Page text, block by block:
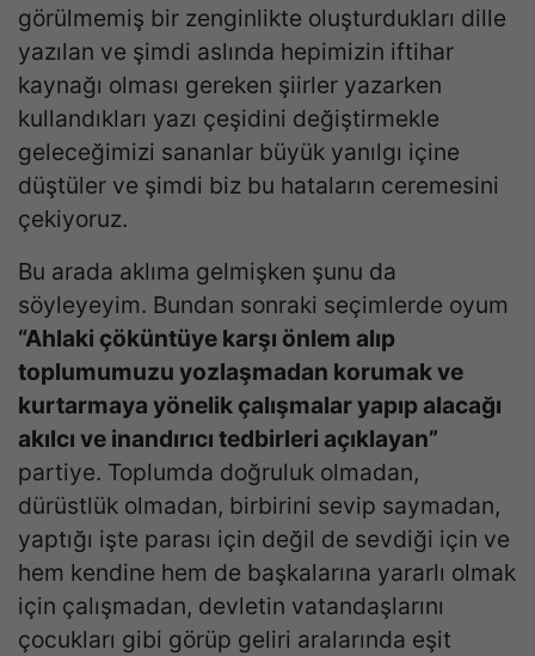
görülmemiş bir zenginlikte oluşturdukları dille
yazılan ve şimdi aslında hepimizin iftihar
kaynağı olması gereken şiirler yazarken
kullandıkları yazı çeşidini değiştirmekle
geleceğimizi sananlar büyük yanılgı içine
düştüler ve şimdi biz bu hataların ceremesini
çekiyoruz.
Bu arada aklıma gelmişken şunu da
söyleyeyim. Bundan sonraki seçimlerde oyum
“Ahlaki çöküntüye karşı önlem alıp
toplumumuzu yozlaşmadan korumak ve
kurtarmaya yönelik çalışmalar yapıp alacağı
akılcı ve inandırıcı tedbirleri açıklayan”
partiye. Toplumda doğruluk olmadan,
dürüstlük olmadan, birbirini sevip saymadan,
yaptığı işte parası için değil de sevdiği için ve
hem kendine hem de başkalarına yararlı olmak
için çalışmadan, devletin vatandaşlarını
çocukları gibi görüp geliri aralarında eşit